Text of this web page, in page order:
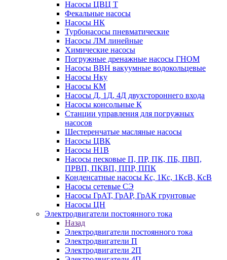
Насосы ЦВЦ Т
Фекальные насосы
Насосы НК
Турбонасосы пневматические
Насосы ЛМ линейные
Химические насосы
Погружные дренажные насосы ГНОМ
Насосы ВВН вакуумные водокольцевые
Насосы Нку
Насосы КМ
Насосы Д, 1Д, 4Д двухстороннего входа
Насосы консольные К
Станции управления для погружных
насосов
Шестеренчатые масляные насосы
Насосы ЦВК
Насосы Н1В
Насосы песковые П, ПР, ПК, ПБ, ПВП,
ПРВП, ПКВП, ППР, ППК
Конденсатные насосы Кс, 1Кс, 1КсВ, КсВ
Насосы сетевые СЭ
Насосы ГрАТ, ГрАР, ГрАК грунтовые
Насосы ЦН
Электродвигатели постоянного тока
Назад
Электродвигатели постоянного тока
Электродвигатели П
Электродвигатели 2П